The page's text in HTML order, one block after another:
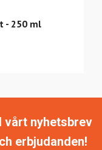
- 250 ml
vårt nyhetsbrev
erbjudanden!